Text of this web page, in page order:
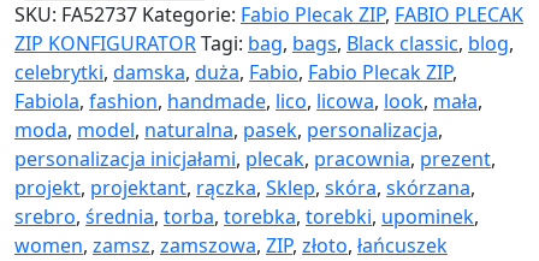
SKU: FA52737 Kategorie: Fabio Plecak ZIP, FABIO PLECAK
ZIP KONFIGURATORTagi: bag, bags, Black classic, blog,
celebrytki, damska, duża, Fabio, Fabio Plecak ZIP,
Fabiola, fashion, handmade, lico, licowa, look, mała,
moda, model, naturalna, pasek, personalizacja,
personalizacja inicjałami, plecak, pracownia, prezent,
projekt, projektant, rączka, Sklep, skóra, skórzana,
srebro, średnia, torba, torebka, torebki, upominek,
women, zamsz, zamszowa, ZIP, złoto, łańcuszek